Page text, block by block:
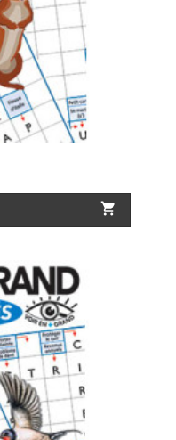
